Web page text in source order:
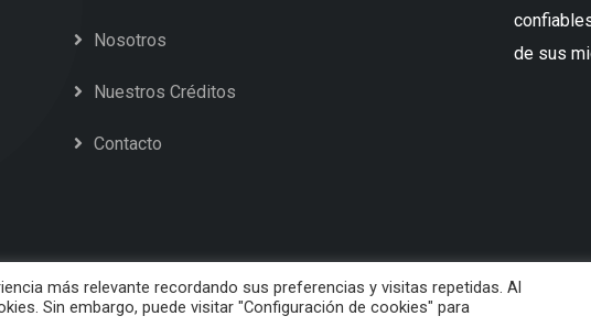
Nosotros
Nuestros Créditos
Contacto
de sus
más relevante recordando sus preferencias y visitas repetidas. Al
Sin embargo, puede visitar "Configuración de cookies" para